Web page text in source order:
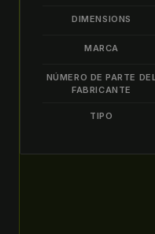
MOTOR
quantity
DIMENSIONS
MARCA
NÚMERO DE PARTE DEL
FABRICANTE
TIPO